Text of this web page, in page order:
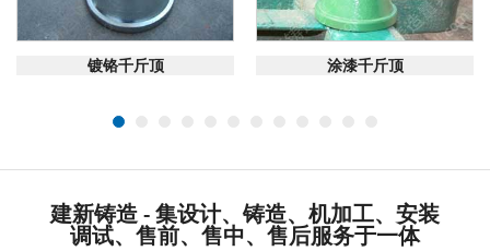
在线咨询
镀铬千斤顶 在线咨询
涂漆千斤顶
建新铸造 - 集设计、铸造、机加工、安装
调试、售前、售中、售后服务于一体